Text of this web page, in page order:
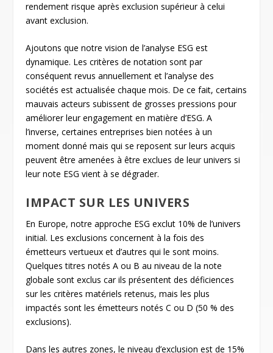
rendement risque après exclusion supérieur à celui
avant exclusion.
Ajoutons que notre vision de l’analyse ESG est
dynamique. Les critères de notation sont par
conséquent revus annuellement et l’analyse des
sociétés est actualisée chaque mois. De ce fait, certains
mauvais acteurs subissent de grosses pressions pour
améliorer leur engagement en matière d’ESG. A
l’inverse, certaines entreprises bien notées à un
moment donné mais qui se reposent sur leurs acquis
peuvent être amenées à être exclues de leur univers si
leur note ESG vient à se dégrader.
IMPACT SUR LES UNIVERS
En Europe, notre approche ESG exclut 10% de l’univers
initial. Les exclusions concernent à la fois des
émetteurs vertueux et d’autres qui le sont moins.
Quelques titres notés A ou B au niveau de la note
globale sont exclus car ils présentent des déficiences
sur les critères matériels retenus, mais les plus
impactés sont les émetteurs notés C ou D (50 % des
exclusions).
Dans les autres zones, le niveau d’exclusion est de 15%